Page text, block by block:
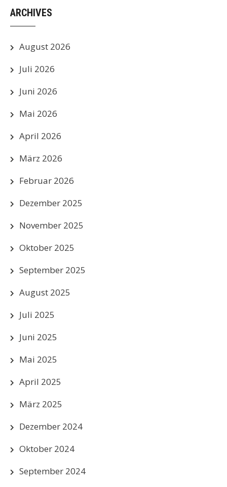
ARCHIVES
August 2026
Juli 2026
Juni 2026
Mai 2026
April 2026
März 2026
Februar 2026
Dezember 2025
November 2025
Oktober 2025
September 2025
August 2025
Juli 2025
Juni 2025
Mai 2025
April 2025
März 2025
Dezember 2024
Oktober 2024
September 2024